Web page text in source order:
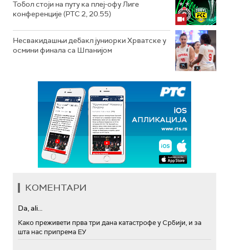
Тобол стоји на путу ка плеј-офу Лиге
конференције (РТС 2, 20.55)
Несвакидашњи дебакл јуниорки Хрватске у
осмини финала са Шпанијом
КОМЕНТАРИ
Da, ali...
Како преживети прва три дана катастрофе у Србији, и за
шта нас припрема ЕУ